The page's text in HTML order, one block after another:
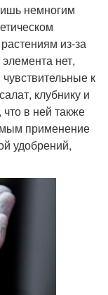
немногим
из-за
нет,
к
клубнику и
в ней также
применение
удобрений,